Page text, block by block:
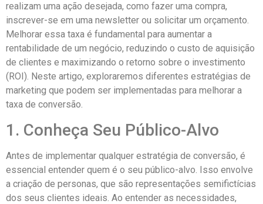
realizam uma ação desejada, como fazer uma compra,
inscrever-se em uma newsletter ou solicitar um orçamento.
Melhorar essa taxa é fundamental para aumentar a
rentabilidade de um negócio, reduzindo o custo de aquisição
de clientes e maximizando o retorno sobre o investimento
(ROI). Neste artigo, exploraremos diferentes estratégias de
marketing que podem ser implementadas para melhorar a
taxa de conversão.
1. Conheça Seu Público-Alvo
Antes de implementar qualquer estratégia de conversão, é
essencial entender quem é o seu público-alvo. Isso envolve
a criação de personas, que são representações semifictícias
dos seus clientes ideais. Ao entender as necessidades,